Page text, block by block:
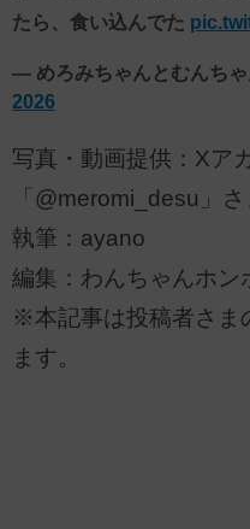
たら、食い込んでた
— めろみちゃんとむんち
2026
写真・動画提供：Xア
「@meromi_desu」さ
執筆：ayano
編集：わんちゃんホン
※本記事は投稿者さま
ます。